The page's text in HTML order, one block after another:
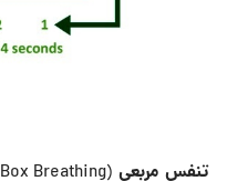
تنفس مربعی